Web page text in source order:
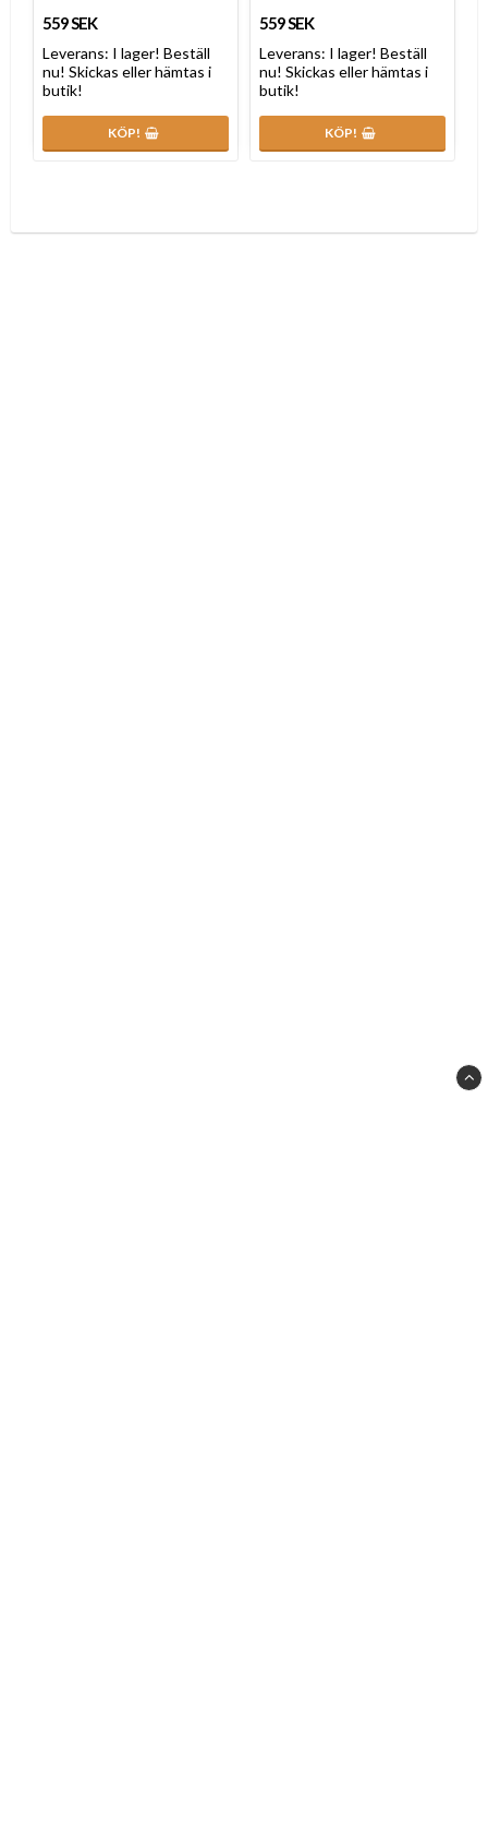
559 SEK
Leverans: I lager! Beställ
nu! Skickas eller hämtas i
butik!
KÖP!
559 SEK
Leverans: I lager! Beställ
nu! Skickas eller hämtas i
butik!
KÖP!